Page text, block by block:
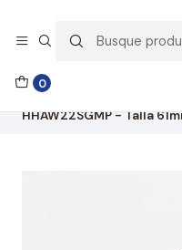
0
🚚 Envío GRATIS
HHAW22SGMP - Talla